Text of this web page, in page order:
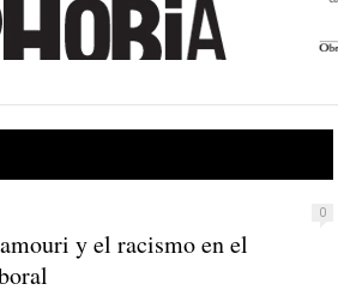
0
y el racismo en el